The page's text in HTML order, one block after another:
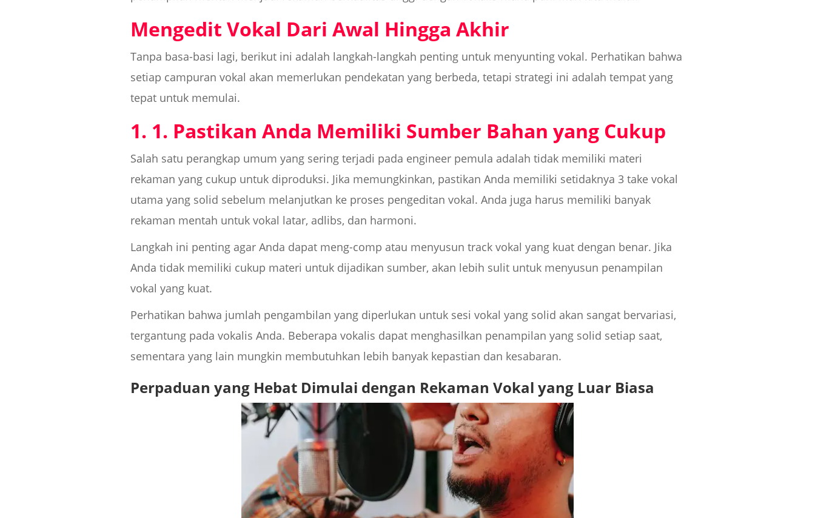
Mengedit Vokal Dari Awal Hingga Akhir
Tanpa basa-basi lagi, berikut ini adalah langkah-langkah penting untuk menyunting vokal. Perhatikan bahwa
setiap campuran vokal akan memerlukan pendekatan yang berbeda, tetapi strategi ini adalah tempat yang
tepat untuk memulai.
1. 1. Pastikan Anda Memiliki Sumber Bahan yang Cukup
Salah satu perangkap umum yang sering terjadi pada engineer pemula adalah tidak memiliki materi
rekaman yang cukup untuk diproduksi. Jika memungkinkan, pastikan Anda memiliki setidaknya 3 take vokal
utama yang solid sebelum melanjutkan ke proses pengeditan vokal. Anda juga harus memiliki banyak
rekaman mentah untuk vokal latar, adlibs, dan harmoni.
Langkah ini penting agar Anda dapat meng-comp atau menyusun track vokal yang kuat dengan benar. Jika
Anda tidak memiliki cukup materi untuk dijadikan sumber, akan lebih sulit untuk menyusun penampilan
vokal yang kuat.
Perhatikan bahwa jumlah pengambilan yang diperlukan untuk sesi vokal yang solid akan sangat bervariasi,
tergantung pada vokalis Anda. Beberapa vokalis dapat menghasilkan penampilan yang solid setiap saat,
sementara yang lain mungkin membutuhkan lebih banyak kepastian dan kesabaran.
Perpaduan yang Hebat Dimulai dengan Rekaman Vokal yang Luar Biasa